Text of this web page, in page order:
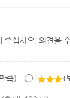
십시오. 의견을
족) (